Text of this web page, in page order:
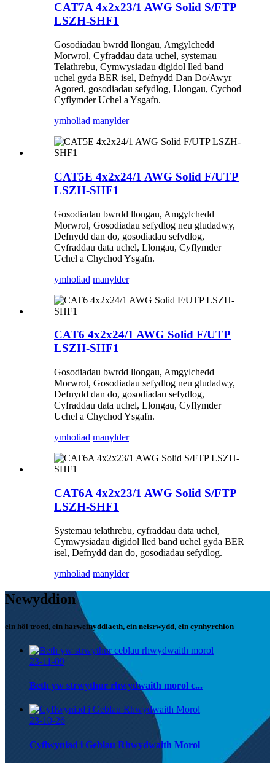
CAT7A 4x2x23/1 AWG Solid S/FTP
LSZH-SHF1
Gosodiadau bwrdd llongau, Amgylchedd
Morwrol, Cyfraddau data uchel, systemau
Telathrebu, Cymwysiadau digidol lled band
uchel gyda BER isel, Defnydd Dan Do/Awyr
Agored, gosodiadau sefydlog, Llongau, Cychod
Cyflymder Uchel a Ysgafn.
ymholiad manylder
CAT5E 4x2x24/1 AWG Solid F/UTP
LSZH-SHF1
Gosodiadau bwrdd llongau, Amgylchedd
Morwrol, Gosodiadau sefydlog neu gludadwy,
Defnydd dan do, gosodiadau sefydlog,
Cyfraddau data uchel, Llongau, Cyflymder
Uchel a Chychod Ysgafn.
ymholiad manylder
CAT6 4x2x24/1 AWG Solid F/UTP
LSZH-SHF1
Gosodiadau bwrdd llongau, Amgylchedd
Morwrol, Gosodiadau sefydlog neu gludadwy,
Defnydd dan do, gosodiadau sefydlog,
Cyfraddau data uchel, Llongau, Cyflymder
Uchel a Chychod Ysgafn.
ymholiad manylder
CAT6A 4x2x23/1 AWG Solid S/FTP
LSZH-SHF1
Systemau telathrebu, cyfraddau data uchel,
Cymwysiadau digidol lled band uchel gyda BER
isel, Defnydd dan do, gosodiadau sefydlog.
ymholiad manylder
Newyddion
ein hôl troed, ein harweinyddiaeth, ein neisrwydd, ein cynhyrchion
23-11-09
Beth yw strwythur rhwydwaith morol c...
23-10-26
Cyflwyniad i Geblau Rhwydwaith Morol